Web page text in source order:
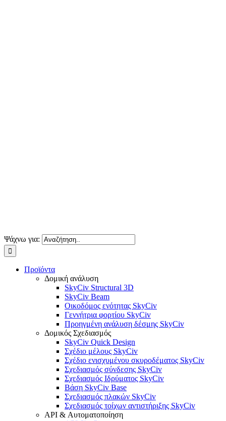
Ψάχνω για:
Προϊόντα
Δομική ανάλυση
SkyCiv Structural 3D
SkyCiv Beam
Οικοδόμος ενότητας SkyCiv
Γεννήτρια φορτίου SkyCiv
Προηγμένη ανάλυση δέσμης SkyCiv
Δομικός Σχεδιασμός
SkyCiv Quick Design
Σχέδιο μέλους SkyCiv
Σχέδιο ενισχυμένου σκυροδέματος SkyCiv
Σχεδιασμός σύνδεσης SkyCiv
Σχεδιασμός Ιδρύματος SkyCiv
Βάση SkyCiv Base
Σχεδιασμός πλακών SkyCiv
Σχεδιασμός τοίχων αντιστήριξης SkyCiv
API & Αυτοματοποίηση